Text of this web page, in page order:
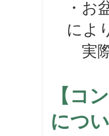
・お
によ
実際
【コ
につ